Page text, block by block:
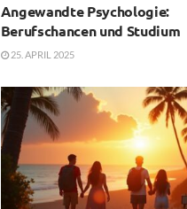
Angewandte Psychologie:
Berufschancen und Studium
25. APRIL 2025